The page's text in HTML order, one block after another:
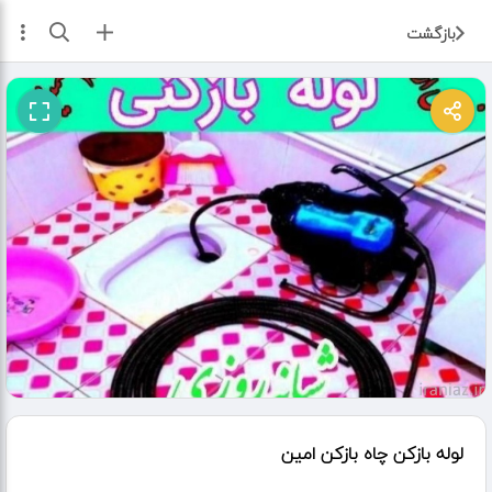
بازگشت ثبت آگهی
لوله بازکن چاه بازکن امین